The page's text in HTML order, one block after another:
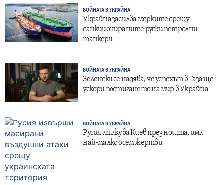
ВОЙНАТА В УКРАЙНА
Украйна засилва мерките срещу
санкционираните руски петролни
танкери
ВОЙНАТА В УКРАЙНА
Зеленски се надява, че успехът в Газа ще
ускори постигането на мир в Украйна
ВОЙНАТА В УКРАЙНА
Русия атакува Киев през нощта, има
най-малко осем жертви